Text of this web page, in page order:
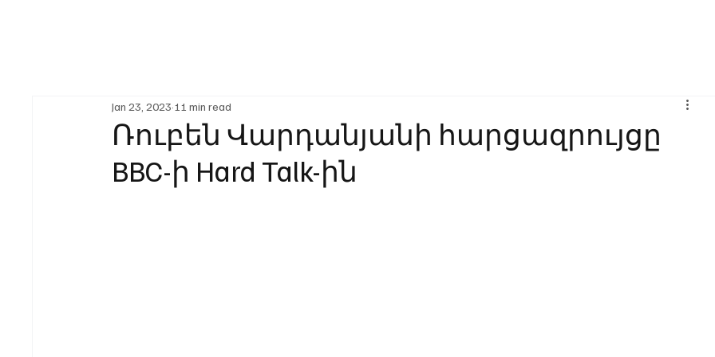
Ռուբեն Վարդանյանի հարցազրույցը
BBC-ի Hard Talk-ին
Jan 23, 2023 11 min read